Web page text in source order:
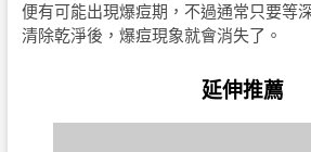
便有可能出現爆痘期，不過通常只要等
清除乾淨後，爆痘現象就會消失了。
延伸推薦